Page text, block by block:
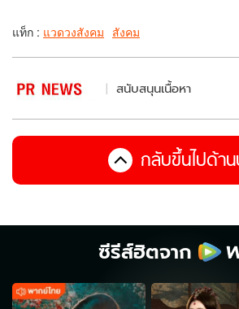
แท็ก : แวดวงสังคม สังคม
สนับสนุนเนื้อหา
กลับขึ้นไปด้า
ซีรีส์ฮิตจาก